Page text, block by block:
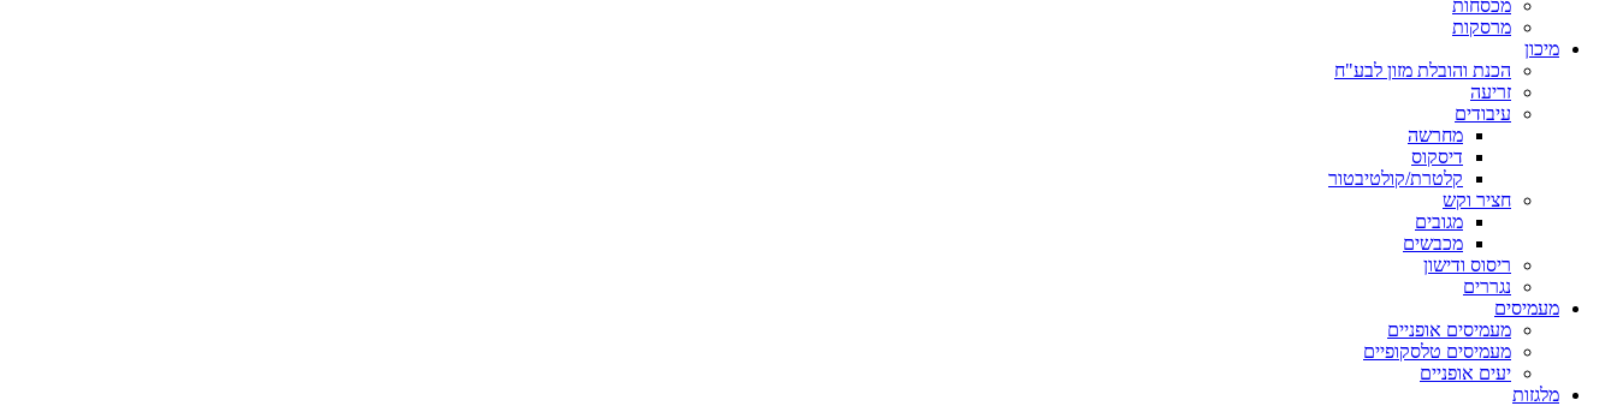
מכסחות
מרסקות
מיכון
הכנת והובלת מזון לבע"ח
זריעה
עיבודים
מחרשה
דיסקוס
קלטרת/קולטיבטור
חציר וקש
מגובים
מכבשים
ריסוס ודישון
נגררים
מעמיסים
מעמיסים אופניים
מעמיסים טלסקופיים
יעים אופניים
מלגזות